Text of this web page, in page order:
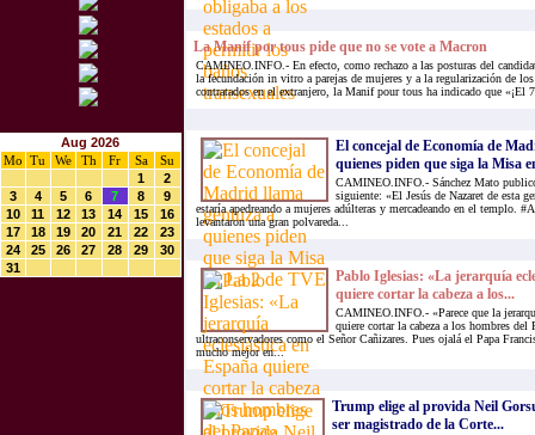
Aug 2026
Mo
Tu We Th Fr Sa
Su
1
2
3
4 5 6 7 8
9
10
11 12 13 14 15
16
17
18 19 20 21 22
23
24
25 26 27 28 29
30
31
La Manif por tous pide que no se vote a Macron
CAMINEO.INFO.- En efecto, como rechazo a las posturas del
la fecundación in vitro a parejas de mujeres y a la regularización de
contratados en el extranjero, la Manif pour tous ha indicado que «¡El
El concejal de Economía de
quienes piden que siga la Misa
CAMINEO.INFO.- Sánchez Mato
siguiente: «El Jesús de Nazaret de esta
estaría apedreando a mujeres adúlteras y mercadeando en el templo.
levantaron una gran polvareda...
Pablo Iglesias: «La jerarquía
quiere cortar la cabeza a los...
CAMINEO.INFO.- «Parece que la
quiere cortar la cabeza a los hombres del
ultraconservadores como el Señor Cañizares. Pues ojalá el Papa
mucho mejor en...
Trump elige al provida Neil
ser magistrado de la Corte...